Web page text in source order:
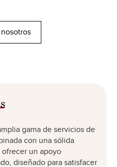
gama de servicios de
con una sólida
un apoyo
diseñado para satisfacer